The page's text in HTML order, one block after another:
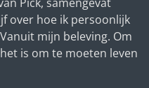
over hoe ik persoonlijk
mijn beleving. Om
is om te moeten leven